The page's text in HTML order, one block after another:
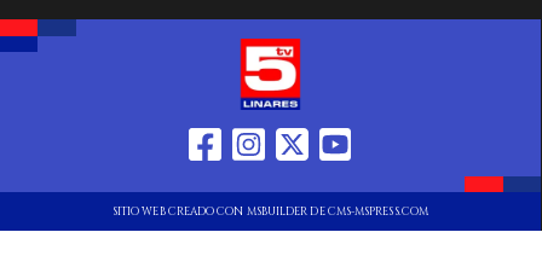
SITIO WEB CREADO CON MSBUILDER DE CMS-MSPRESS.COM